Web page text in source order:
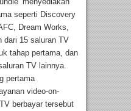
seperti Discovery
Dream Works,
dari 15 saluran TV
tahap pertama, dan
TV lainnya.
pertama
video-on-
berbayar tersebut